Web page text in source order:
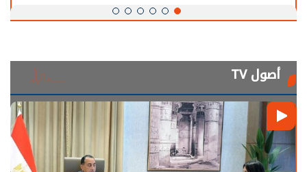
أصول TV